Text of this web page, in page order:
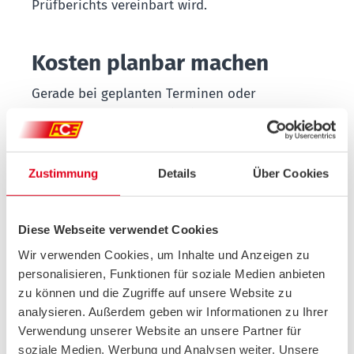
Zustimmung Details Über Cookies
Diese Webseite verwendet Cookies
Wir verwenden Cookies, um Inhalte und Anzeigen zu
personalisieren, Funktionen für soziale Medien anbieten
zu können und die Zugriffe auf unsere Website zu
analysieren. Außerdem geben wir Informationen zu Ihrer
Verwendung unserer Website an unsere Partner für
soziale Medien, Werbung und Analysen weiter. Unsere
Prüfberichts vereinbart wird.
Kosten planbar machen
Gerade bei geplanten Terminen oder
ist es hilfreich, sich den Arbeitsaufwand und
die Kosten vorher erklären zu lassen.
Grundsätzlich empfiehlt der ACE, mindestens
einen Kostenvoranschlag, oder zum Vergleich
einzuholen. Wird der darin vereinbarte Betrag
später deutlich überschritten, darf die
Werkstatt nicht ohne Zustimmung der Kundin
oder des Kunden abrechnen. Die Werkstatt ist
so gezwungen, über nötige Abweichungen vom
ursprünglichen Auftrag zu informieren, sodass